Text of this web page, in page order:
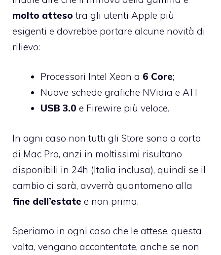
molto atteso tra gli utenti Apple più
esigenti e dovrebbe portare alcune novità di
rilievo:
Processori Intel Xeon a 6 Core;
Nuove schede grafiche NVidia e ATI
USB 3.0 e Firewire più veloce.
In ogni caso non tutti gli Store sono a corto
di Mac Pro, anzi in moltissimi risultano
disponibili in 24h (Italia inclusa), quindi se il
cambio ci sarà, avverrà quantomeno alla
fine dell’estate e non prima.
Speriamo in ogni caso che le attese, questa
volta, vengano accontentate, anche se non